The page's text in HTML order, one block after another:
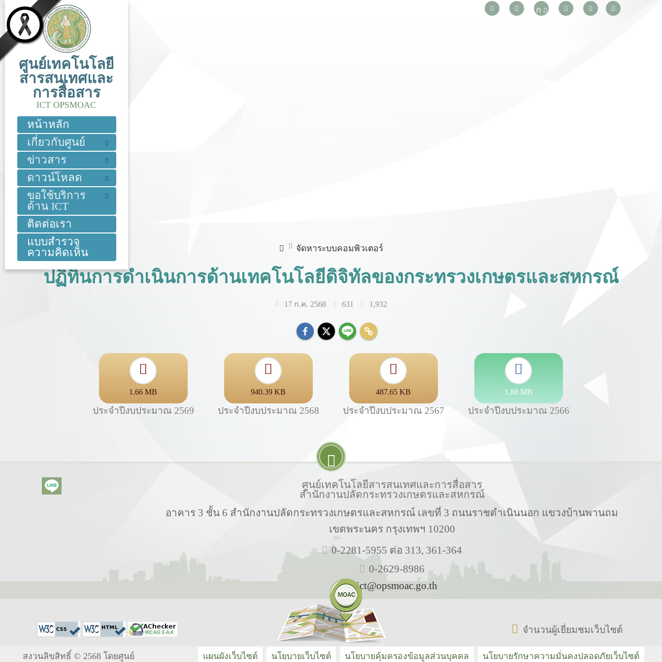
ก
ศูนย์เทคโนโลยี
สารสนเทศและ
การสื่อสาร
ICT OPSMOAC
หน้าหลัก
เกี่ยวกับศูนย์
ข่าวสาร
ดาวน์โหลด
ขอใช้บริการ
ด้าน ICT
ติดต่อเรา
แบบสำรวจ
ความคิดเห็น
จัดหาระบบคอมพิวเตอร์
ปฏิทินการดำเนินการด้านเทคโนโลยีดิจิทัลของกระทรวงเกษตรและสหกรณ์
17 ก.ค. 2568 631 1,932
1.66 MB
ประจำปีงบประมาณ 2569
940.39 KB
ประจำปีงบประมาณ 2568
487.65 KB
ประจำปีงบประมาณ 2567
1.88 MB
ประจำปีงบประมาณ 2566
ศูนย์เทคโนโลยีสารสนเทศและการสื่อสาร
สำนักงานปลัดกระทรวงเกษตรและสหกรณ์
อาคาร 3 ชั้น 6 สำนักงานปลัดกระทรวงเกษตรและสหกรณ์ เลขที่ 3 ถนนราชดำเนินนอก แขวงบ้านพานถม
เขตพระนคร กรุงเทพฯ 10200
0-2281-5955 ต่อ 313, 361-364
0-2629-8986
ict@opsmoac.go.th
จำนวนผู้เยี่ยมชมเว็บไซต์
สงวนลิขสิทธิ์ © 2568 โดยศูนย์ แผนผังเว็บไซต์ นโยบายเว็บไซต์ นโยบายคุ้มครองข้อมูลส่วนบุคคล นโยบายรักษาความมั่นคงปลอดภัยเว็บไซต์